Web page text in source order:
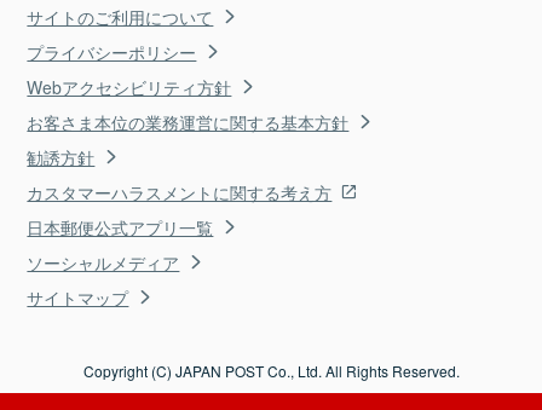
サイトのご利用について
プライバシーポリシー
Webアクセシビリティ方針
お客さま本位の業務運営に関する基本方針
勧誘方針
カスタマーハラスメントに関する考え方
日本郵便公式アプリ一覧
ソーシャルメディア
サイトマップ
Copyright (C) JAPAN POST Co., Ltd. All Rights Reserved.